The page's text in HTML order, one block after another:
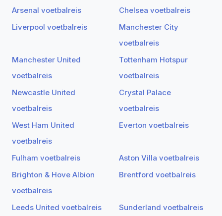
Arsenal voetbalreis
Chelsea voetbalreis
Liverpool voetbalreis
Manchester City
voetbalreis
Manchester United
voetbalreis
Tottenham Hotspur
voetbalreis
Newcastle United
voetbalreis
Crystal Palace
voetbalreis
West Ham United
voetbalreis
Everton voetbalreis
Fulham voetbalreis
Aston Villa voetbalreis
Brighton & Hove Albion
voetbalreis
Brentford voetbalreis
Leeds United voetbalreis
Sunderland voetbalreis